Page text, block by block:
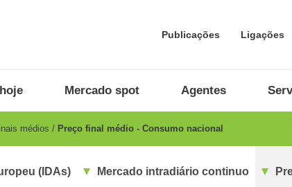
Publicações Ligações
Mercado spot Agentes
médios Preço final médio - Consumo nacional
(IDAs) Mercado intradiário continuo